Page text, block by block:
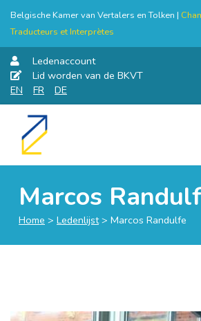
Belgische Kamer van Vertalers en Tolken |
Traducteurs et Interprètes
Ledenaccount
Lid worden van de BKVT
EN
FR DE
Skip
Marcos
Home > Ledenlijst> Marcos Randulfe